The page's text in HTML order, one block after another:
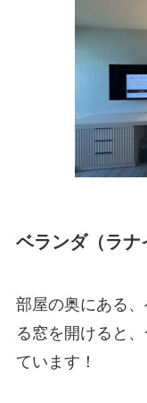
ベランダ（ラナ
部屋の奥にある
る窓を開けると
ています！